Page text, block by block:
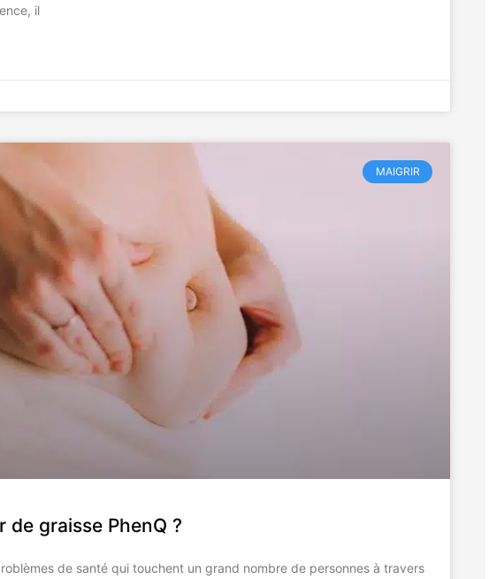
il
MAIGRIR
de graisse PhenQ ?
de santé qui touchent un grand nombre de personnes à travers